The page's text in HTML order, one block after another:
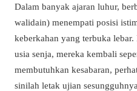
Dalam banyak ajaran luhur,
walidain) menempati posisi
keberkahan yang terbuka
usia senja, mereka kembali
membutuhkan kesabaran,
sinilah letak ujian